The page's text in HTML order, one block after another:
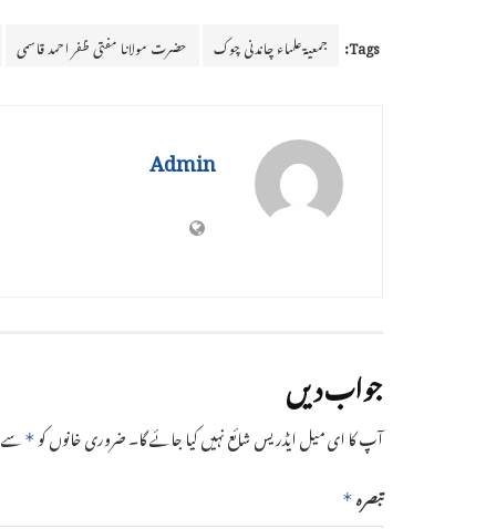
Tags: جمعیۃعلماء چاندنی چوک حضرت مولانا مفتی ظفر احمد قاسمی
Admin
جواب دیں
آپ کا ای میل ایڈریس شائع نہیں کیا جائے گا۔ضروری خانوں کو* سے
تبصرہ *